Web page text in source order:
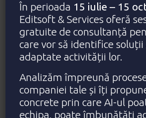
În perioada 15 iulie – 15
Editsoft & Services oferă
gratuite de consultanță
care vor să identifice soluții
adaptate activității lor.
Analizăm împreună
companiei tale și îți
concrete prin care AI-ul
echipa, poate îmbunătăți